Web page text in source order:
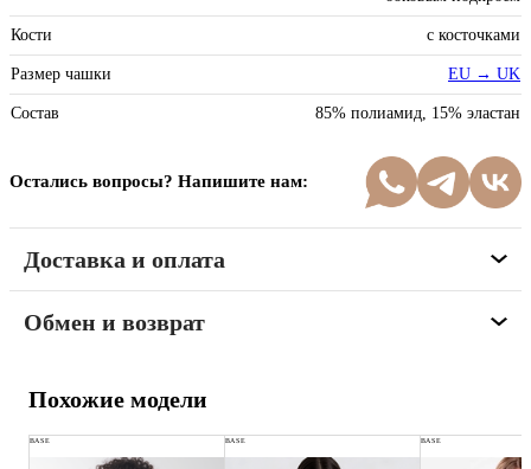
Кости с косточками
Размер чашки EU → UK
Состав 85% полиамид, 15% эластан
Остались вопросы? Напишите нам:
Доставка и оплата
Обмен и возврат
Похожие модели
BASE BASE BASE